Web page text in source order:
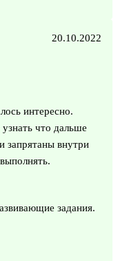
20.10.2022
интересно.
узнать что дальше
запрятаны внутри
задания.